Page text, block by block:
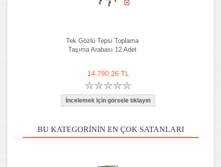
Tek Gözlü Tepsi Toplama
Taşıma Arabası 12 Adet
14.790,26 TL
BU KATEGORININ EN ÇOK SATANLARI